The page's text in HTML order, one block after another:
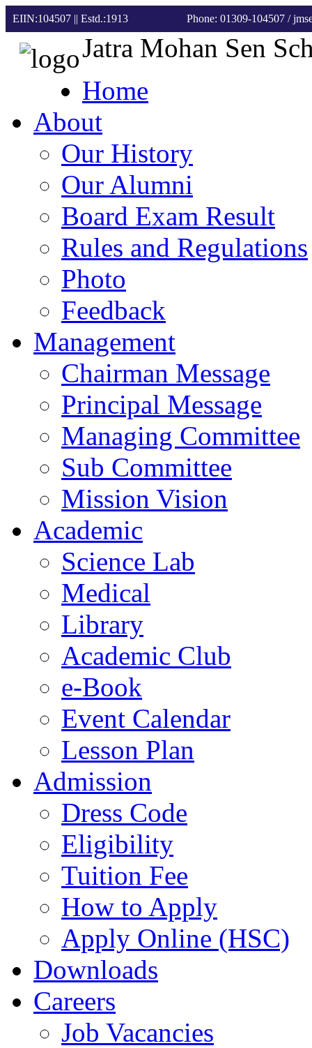
EIIN:104507 || Estd.:1913 Phone: 01309-104507 /
Jatra Mohan Sen
Home
About
Our History
Our Alumni
Board Exam Result
Rules and Regulations
Photo
Feedback
Management
Chairman Message
Principal Message
Managing Committee
Sub Committee
Mission Vision
Academic
Science Lab
Medical
Library
Academic Club
e-Book
Event Calendar
Lesson Plan
Admission
Dress Code
Eligibility
Tuition Fee
How to Apply
Apply Online (HSC)
Downloads
Careers
Job Vacancies